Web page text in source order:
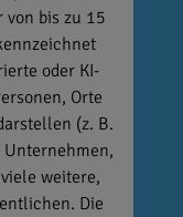
bis zu 15
oder KI-
Orte
(z. B.
Unternehmen,
weitere,
Die